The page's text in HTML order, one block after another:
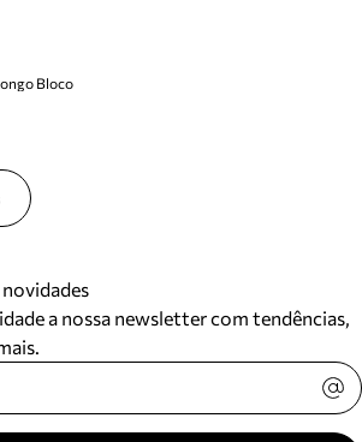
Bloco
a nossa newsletter com tendências,